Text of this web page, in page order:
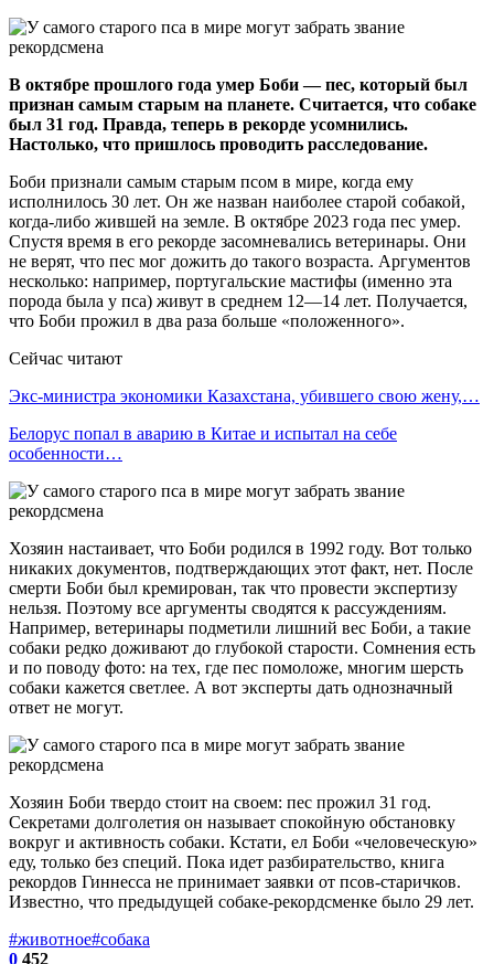
В октябре прошлого года умер Боби — пес, который был
признан самым старым на планете. Считается, что собаке
был 31 год. Правда, теперь в рекорде усомнились.
Настолько, что пришлось проводить расследование.
Боби признали самым старым псом в мире, когда ему
исполнилось 30 лет. Он же назван наиболее старой собакой,
когда-либо жившей на земле. В октябре 2023 года пес умер.
Спустя время в его рекорде засомневались ветеринары. Они
не верят, что пес мог дожить до такого возраста. Аргументов
несколько: например, португальские мастифы (именно эта
порода была у пса) живут в среднем 12—14 лет. Получается,
что Боби прожил в два раза больше «положенного».
Сейчас читают
Экс-министра экономики Казахстана, убившего свою жену,…
Белорус попал в аварию в Китае и испытал на себе
особенности…
Хозяин настаивает, что Боби родился в 1992 году. Вот только
никаких документов, подтверждающих этот факт, нет. После
смерти Боби был кремирован, так что провести экспертизу
нельзя. Поэтому все аргументы сводятся к рассуждениям.
Например, ветеринары подметили лишний вес Боби, а такие
собаки редко доживают до глубокой старости. Сомнения есть
и по поводу фото: на тех, где пес помоложе, многим шерсть
собаки кажется светлее. А вот эксперты дать однозначный
ответ не могут.
Хозяин Боби твердо стоит на своем: пес прожил 31 год.
Секретами долголетия он называет спокойную обстановку
вокруг и активность собаки. Кстати, ел Боби «человеческую»
еду, только без специй. Пока идет разбирательство, книга
рекордов Гиннесса не принимает заявки от псов-старичков.
Известно, что предыдущей собаке-рекордсменке было 29 лет.
#животное#собака
0 452